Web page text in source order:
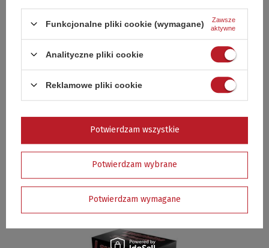
KOMPLET SZTUĆCÓW DO GRILLOWANIA 3-SZTUKI, dł. 37,5 cm - 15510
Funkcjonalne pliki cookie (wymagane)
Zawsze
aktywne
Analityczne pliki cookie
Reklamowe pliki cookie
Potwierdzam wybrane
Potwierdzam wymagane
Potwierdzam wszystkie